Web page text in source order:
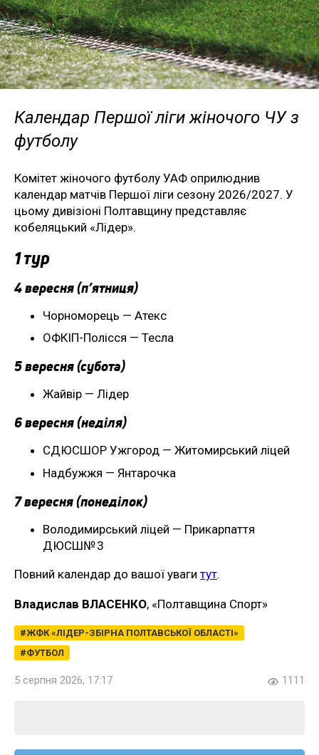
Календар Першої ліги жіночого ЧУ з
футболу
Комітет жіночого футболу УАФ оприлюднив
календар матчів Першої ліги сезону 2026/2027. У
цьому дивізіоні Полтавщину представляє
кобеляцький «Лідер».
1 тур
4 вересня (п’ятниця)
Чорноморець — Атекс
ОФКІП-Полісся — Тесла
5 вересня (субота)
Жайвір — Лідер
6 вересня (неділя)
СДЮСШОР Ужгород — Житомирський ліцей
Надбужжя — Янтарочка
7 вересня (понеділок)
Володимирський ліцей — Прикарпаття
ДЮСШ№ 3
Повний календар до вашої уваги тут.
Владислав ВЛАСЕНКО, «Полтавщина Спорт»
ЖФК «ЛІДЕР-ЗБІРНА ПОЛТАВСЬКОЇ ОБЛАСТІ»
ФУТБОЛ
5 серпня 2026, 17:17 1111